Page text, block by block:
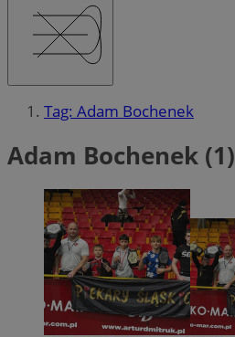
Tag: Adam Bochenek
Adam Bochenek (1)